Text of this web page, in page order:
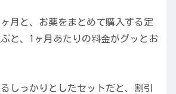
月と、お薬をまとめて購入する定
と、1ヶ月あたりの料金がグッとお
しっかりとしたセットだと、割引